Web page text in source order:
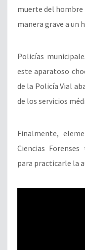
muerte del hombre
manera grave a un
Policías
este aparatoso
de la Policía Vial
de los servicios
Finalmente,
Ciencias
para practicarle la